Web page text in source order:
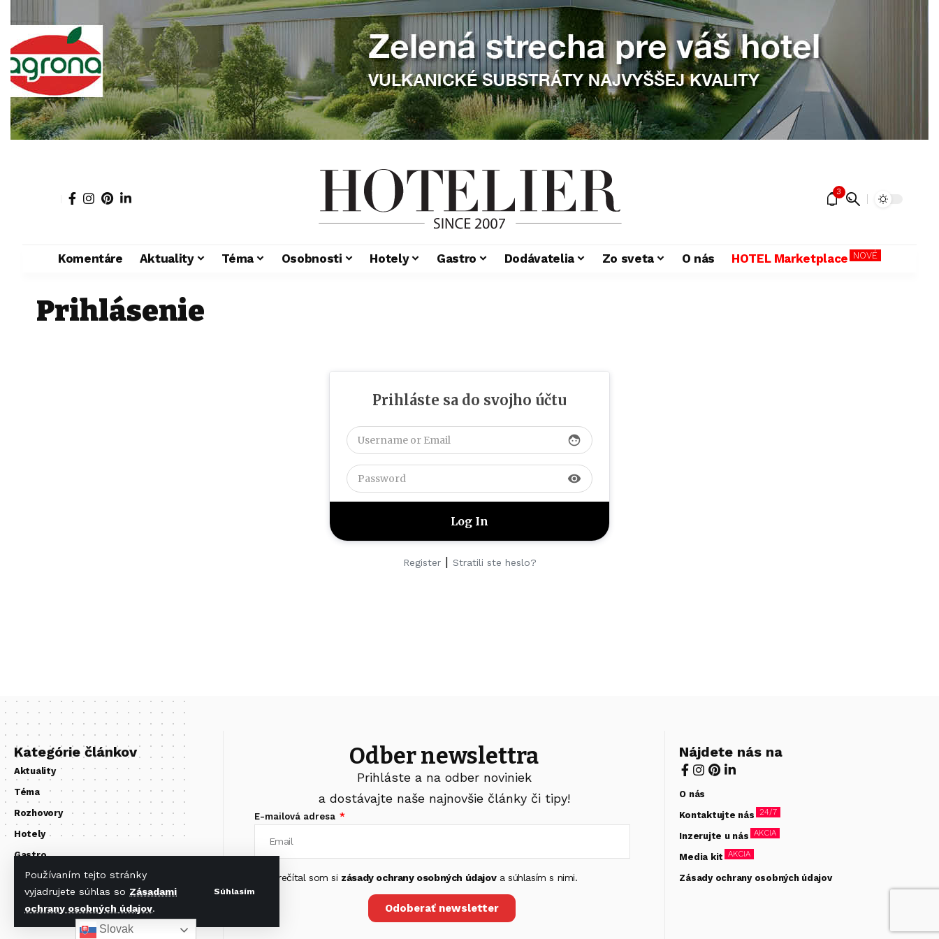
Používaním tejto stránky
vyjadrujete súhlas so Zásadami
ochrany osobných údajov.
Súhlasím
3
Komentáre Aktuality Téma Osobnosti Hotely Gastro Dodávatelia Zo sveta O nás HOTEL Marketplace NOVÉ
Prihlásenie
Prihláste sa do svojho účtu
face
visibility
Register| Stratili ste heslo?
Kategórie článkov
Aktuality
Téma
Rozhovory
Hotely
Gastro
Zo sveta
Odber newslettra
Prihláste a na odber noviniek
a dostávajte naše najnovšie články či tipy!
E-mailová adresa
Prečítal som si zásady ochrany osobných údajova súhlasím s nimi.
Odoberať newsletter
Nájdete nás na
O nás
Kontaktujte nás 24/7
Inzerujte u nás AKCIA
Media kit AKCIA
Zásady ochrany osobných údajov
Slovak